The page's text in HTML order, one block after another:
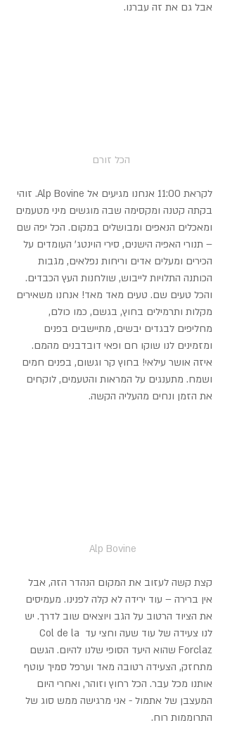
אבל גם את זה עברנו.
לקראת 11:00 אנחנו מגיעים אל Alp Bovine. זוהי
בקתה קטנה ומקסימה שבה מוגשים מיני מטעמים
ומאכלים הנאפים ומבושלים במקום. הכל יפה שם
– תנורי האפיה הישנים, סירי הוינטג' העומדים על
הכירים ומעלים אדים וריחות נפלאים, מגבות
הכותנה התלויות לייבוש, שולחנות העץ הכבדים.
והכל טעים שם. טעים מאד מאד! אנחנו משאירים
מקלות ותרמילים בחוץ, בגשם, כמו כולם,
מחליפים לבגדים יבשים, מתיישבים בפנים
ומזמינים לנו שוקו חם ופאי דובדבנים מהמם.
איזה אושר עילאי! בחוץ קר וגשום, בפנים חמים
ושמח. מתענגים על המראות והטעמים, לוקחים
את הזמן ונחים מהעליה הקשה.
Alp Bovine
קצת קשה לעזוב את המקום הנהדר הזה, אבל
אין ברירה – עוד ירידה לא קלה לפנינו. מעמיסים
את הציוד הרטוב על הגב ויוצאים שוב לדרך. יש
לנו צעידה של עוד שעה וחצי עד Col de la
Forclaz שהוא היעד הסופי שלנו להיום. הגשם
מתחזק, הצעידה רטובה מאד וערפל סמיך עוטף
אותנו מכל עבר. הכל רחוץ וזוהר, ואחרי היום
המעצבן של אתמול - אני מרגישה ממש סוג של
התרוממות רוח.